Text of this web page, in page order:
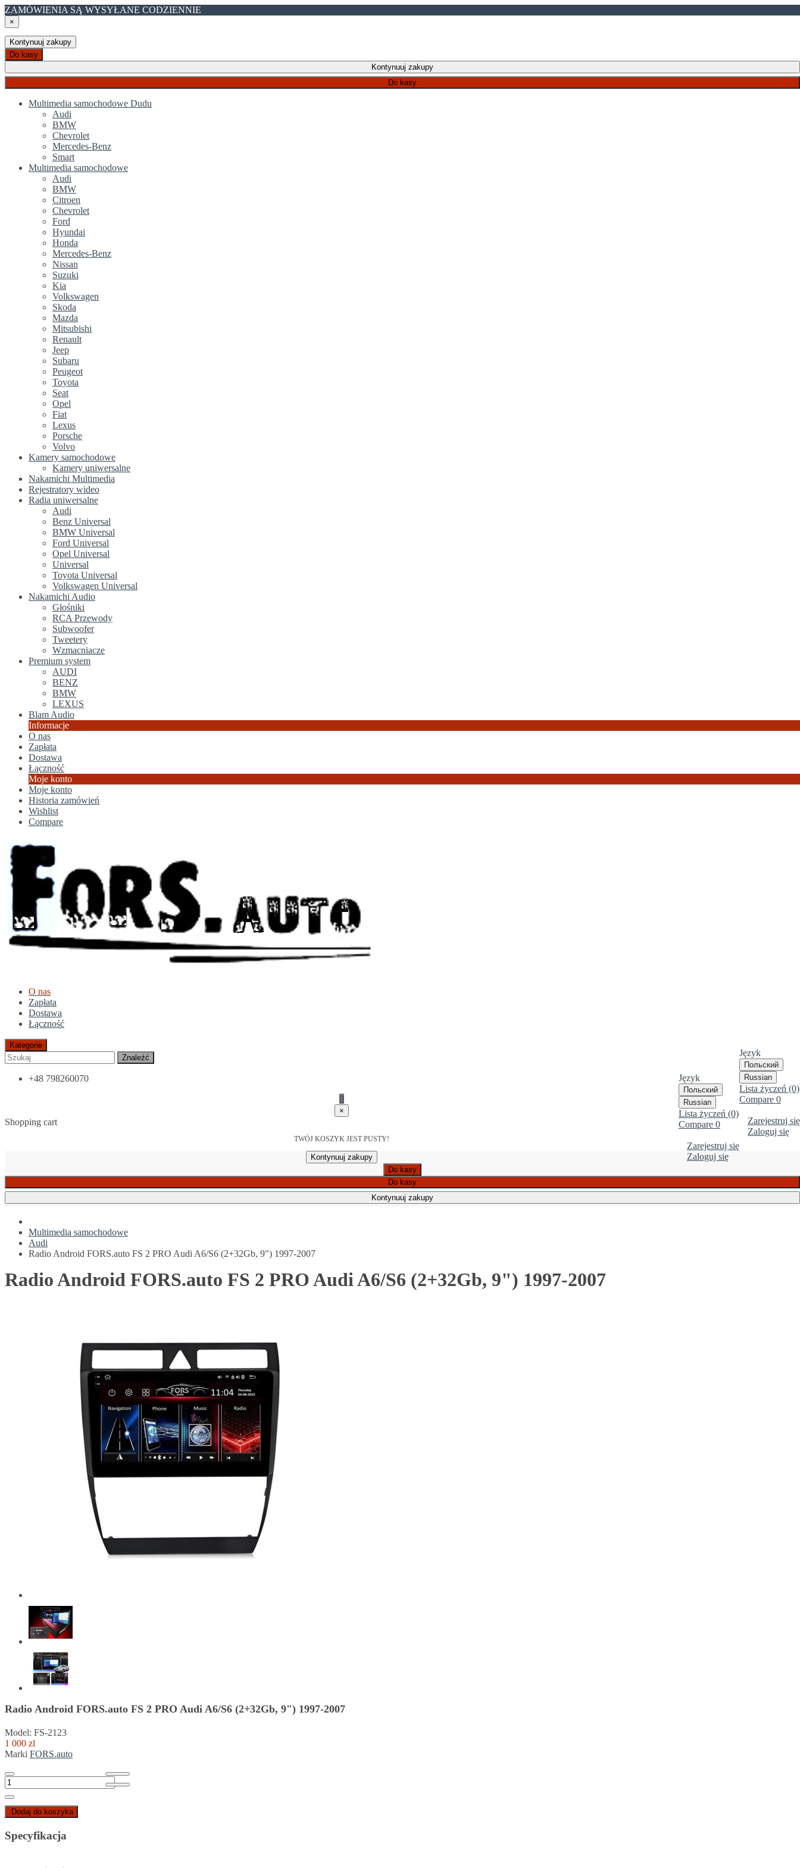
ZAMÓWIENIA SĄ WYSYŁANE CODZIENNIE
×
Kontynuuj zakupy
Do kasy
Kontynuuj zakupy
Do kasy
Multimedia samochodowe Dudu
Audi
BMW
Chevrolet
Mercedes-Benz
Smart
Multimedia samochodowe
Audi
BMW
Citroen
Chevrolet
Ford
Hyundai
Honda
Mercedes-Benz
Nissan
Suzuki
Kia
Volkswagen
Skoda
Mazda
Mitsubishi
Renault
Jeep
Subaru
Peugeot
Toyota
Seat
Opel
Fiat
Lexus
Porsche
Volvo
Kamery samochodowe
Kamery uniwersalne
Nakamichi Multimedia
Rejestratory wideo
Radia uniwersalne
Audi
Benz Universal
BMW Universal
Ford Universal
Opel Universal
Universal
Toyota Universal
Volkswagen Universal
Nakamichi Audio
Głośniki
RCA Przewody
Subwoofer
Tweetery
Wzmacniacze
Premium system
AUDI
BENZ
BMW
LEXUS
Blam Audio
Informacje
O nas
Zapłata
Dostawa
Łączność
Moje konto
Moje konto
Historia zamówień
Wishlist
Compare
O nas
Zapłata
Dostawa
Łączność
Język
Польский
Russian
Lista życzeń (0)
Compare 0
Zarejestruj się
Zaloguj się
Kategorie
Znaleźć
Język
Польский
Russian
Lista życzeń (0)
Compare 0
Zarejestruj się
Zaloguj się
+48 798260070
0
×
Shopping cart
TWÓJ KOSZYK JEST PUSTY!
Kontynuuj zakupy
Do kasy
Do kasy
Kontynuuj zakupy
Multimedia samochodowe
Audi
Radio Android FORS.auto FS 2 PRO Audi A6/S6 (2+32Gb, 9") 1997-2007
Radio Android FORS.auto FS 2 PRO Audi A6/S6 (2+32Gb, 9") 1997-2007
Radio Android FORS.auto FS 2 PRO Audi A6/S6 (2+32Gb, 9") 1997-2007
Model: FS-2123
1 000 zl
Marki FORS.auto
Dodaj do koszyka
Specyfikacja